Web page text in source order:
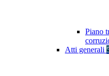
Piano
Atti generali